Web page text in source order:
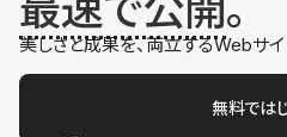
美しさと成果を、両立するWebサイ
無料では